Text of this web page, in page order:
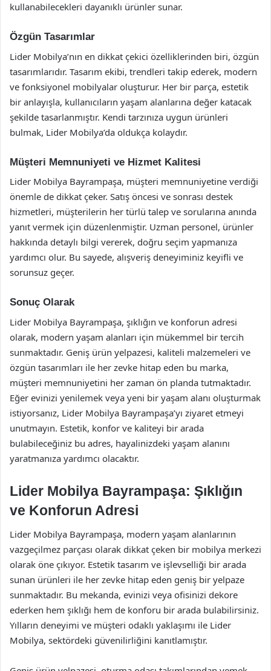
kullanabilecekleri dayanıklı ürünler sunar.
Özgün Tasarımlar
Lider Mobilya’nın en dikkat çekici özelliklerinden biri, özgün
tasarımlarıdır. Tasarım ekibi, trendleri takip ederek, modern
ve fonksiyonel mobilyalar oluşturur. Her bir parça, estetik
bir anlayışla, kullanıcıların yaşam alanlarına değer katacak
şekilde tasarlanmıştır. Kendi tarzınıza uygun ürünleri
bulmak, Lider Mobilya’da oldukça kolaydır.
Müşteri Memnuniyeti ve Hizmet Kalitesi
Lider Mobilya Bayrampaşa, müşteri memnuniyetine verdiği
önemle de dikkat çeker. Satış öncesi ve sonrası destek
hizmetleri, müşterilerin her türlü talep ve sorularına anında
yanıt vermek için düzenlenmiştir. Uzman personel, ürünler
hakkında detaylı bilgi vererek, doğru seçim yapmanıza
yardımcı olur. Bu sayede, alışveriş deneyiminiz keyifli ve
sorunsuz geçer.
Sonuç Olarak
Lider Mobilya Bayrampaşa, şıklığın ve konforun adresi
olarak, modern yaşam alanları için mükemmel bir tercih
sunmaktadır. Geniş ürün yelpazesi, kaliteli malzemeleri ve
özgün tasarımları ile her zevke hitap eden bu marka,
müşteri memnuniyetini her zaman ön planda tutmaktadır.
Eğer evinizi yenilemek veya yeni bir yaşam alanı oluşturmak
istiyorsanız, Lider Mobilya Bayrampaşa’yı ziyaret etmeyi
unutmayın. Estetik, konfor ve kaliteyi bir arada
bulabileceğiniz bu adres, hayalinizdeki yaşam alanını
yaratmanıza yardımcı olacaktır.
Lider Mobilya Bayrampaşa: Şıklığın
ve Konforun Adresi
Lider Mobilya Bayrampaşa, modern yaşam alanlarının
vazgeçilmez parçası olarak dikkat çeken bir mobilya merkezi
olarak öne çıkıyor. Estetik tasarım ve işlevselliği bir arada
sunan ürünleri ile her zevke hitap eden geniş bir yelpaze
sunmaktadır. Bu mekanda, evinizi veya ofisinizi dekore
ederken hem şıklığı hem de konforu bir arada bulabilirsiniz.
Yılların deneyimi ve müşteri odaklı yaklaşımı ile Lider
Mobilya, sektördeki güvenilirliğini kanıtlamıştır.